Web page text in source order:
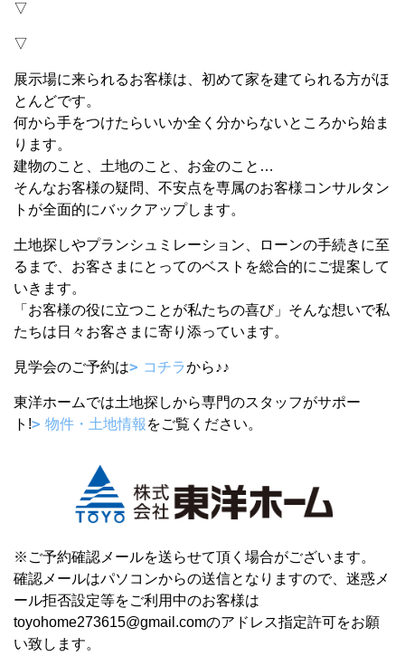
▽
▽
展示場に来られるお客様は、初めて家を建てられる方がほ
とんどです。
何から手をつけたらいいか全く分からないところから始ま
ります。
建物のこと、土地のこと、お金のこと…
そんなお客様の疑問、不安点を専属のお客様コンサルタン
トが全面的にバックアップします。
土地探しやプランシュミレーション、ローンの手続きに至
るまで、お客さまにとってのベストを総合的にご提案して
いきます。
「お客様の役に立つことが私たちの喜び」そんな想いで私
たちは日々お客さまに寄り添っています。
見学会のご予約は コチラから♪♪
東洋ホームでは土地探しから専門のスタッフがサポー
ト!
物件・土地情報 をご覧ください。
※ご予約確認メールを送らせて頂く場合がございます。
確認メールはパソコンからの送信となりますので、迷惑メ
ール拒否設定等をご利用中のお客様は
toyohome273615@gmail.comのアドレス指定許可をお願
い致します。